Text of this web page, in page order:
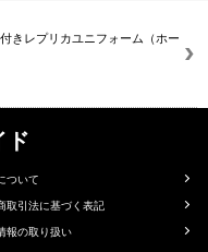
きレプリカユニフォーム（ホー
ド
ついて
取引法に基づく表記
報の取り扱い